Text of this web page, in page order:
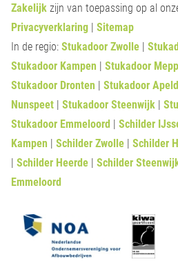
Zakelijk zijn van toepassing op al
Privacyverklaring | Sitemap
In de regio: Stukadoor Zwolle |
Stukadoor Kampen | Stukadoor
Stukadoor Dronten | Stukadoor
Nunspeet | Stukadoor Steenwijk |
Stukadoor Emmeloord | Schilder
Kampen | Schilder Zwolle | Schilder
| Schilder Heerde | Schilder
Emmeloord